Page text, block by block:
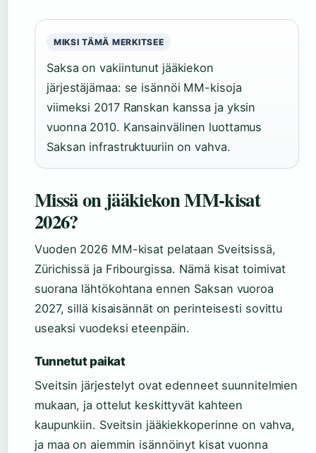
MIKSI TÄMÄ MERKITSEE
Saksa on vakiintunut jääkiekon
järjestäjämaa: se isännöi MM-kisoja
viimeksi 2017 Ranskan kanssa ja yksin
vuonna 2010. Kansainvälinen luottamus
Saksan infrastruktuuriin on vahva.
Missä on jääkiekon MM-kisat
2026?
Vuoden 2026 MM-kisat pelataan Sveitsissä,
Zürichissä ja Fribourgissa. Nämä kisat toimivat
suorana lähtökohtana ennen Saksan vuoroa
2027, sillä kisaisännät on perinteisesti sovittu
useaksi vuodeksi eteenpäin.
Tunnetut paikat
Sveitsin järjestelyt ovat edenneet suunnitelmien
mukaan, ja ottelut keskittyvät kahteen
kaupunkiin. Sveitsin jääkiekkoperinne on vahva,
ja maa on aiemmin isännöinyt kisat vuonna